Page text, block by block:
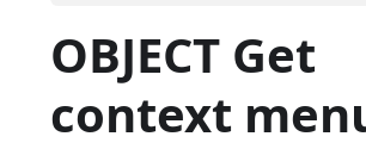
OBJECT Get
context